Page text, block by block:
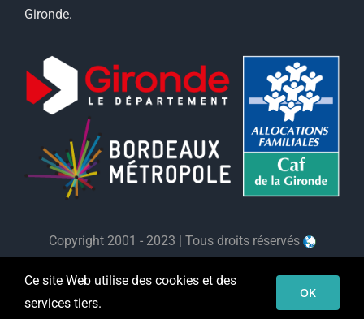
Gironde.
Copyright 2001 - 2023 | Tous droits réservés
Bordeaux |Mentions Légales
Ce site Web utilise des cookies et des
services tiers.
OK